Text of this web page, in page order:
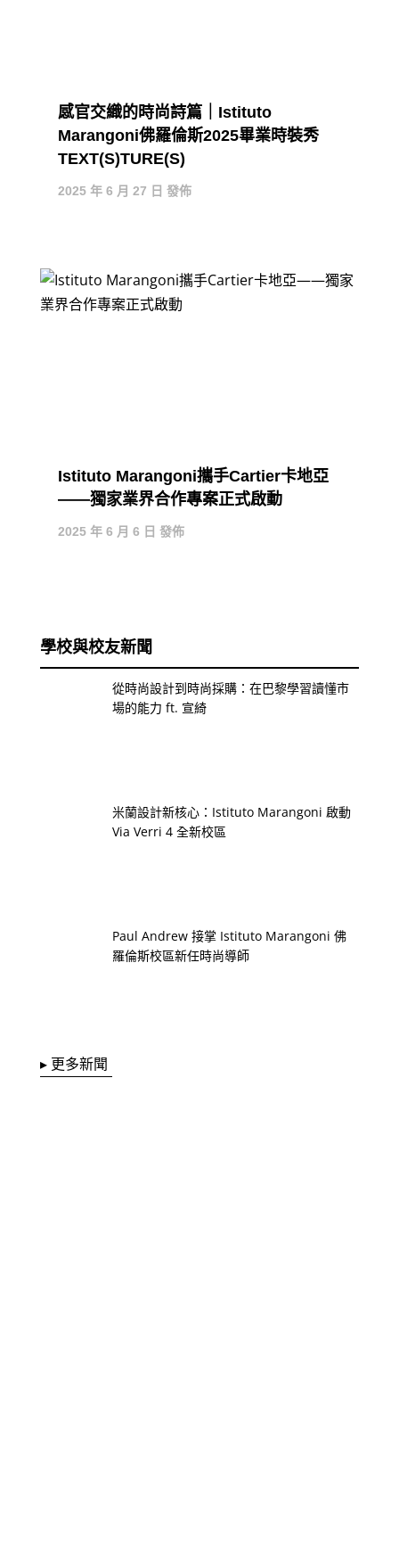
感官交織的時尚詩篇｜Istituto
Marangoni佛羅倫斯2025畢業時裝秀
TEXT(S)TURE(S)
2025 年 6 月 27 日 發佈
Istituto Marangoni攜手Cartier卡地亞
——獨家業界合作專案正式啟動
2025 年 6 月 6 日 發佈
學校與校友新聞
從時尚設計到時尚採購：在巴黎學習讀懂市
場的能力 ft. 宣綺
米蘭設計新核心：Istituto Marangoni 啟動
Via Verri 4 全新校區
Paul Andrew 接掌 Istituto Marangoni 佛
羅倫斯校區新任時尚導師
▸ 更多新聞